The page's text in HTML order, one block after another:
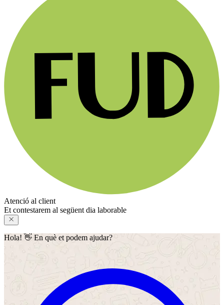
Atenció al client
Et contestarem al següent dia laborable
Hola! 👋 En què et podem ajudar?